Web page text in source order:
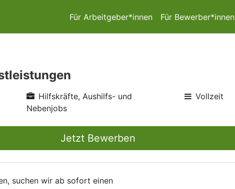
Für Arbeitgeber*innen Für Bewerber*innen
Hilfskräfte, Aushilfs- und
Nebenjobs
Vollzeit
Jetzt Bewerben
suchen wir ab sofort einen